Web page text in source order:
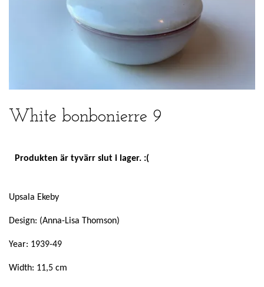
White bonbonierre 9
Produkten är tyvärr slut i lager. :(
Upsala Ekeby
Design: (Anna-Lisa Thomson)
Year: 1939-49
Width: 11,5 cm